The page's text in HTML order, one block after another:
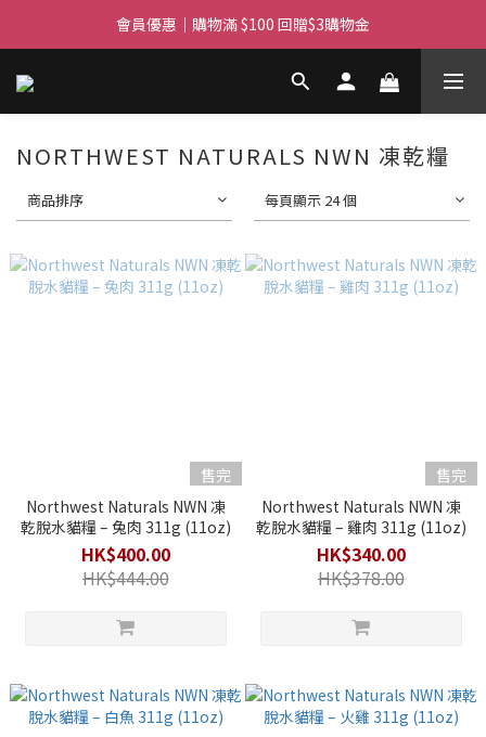
滿$450免費送貨上門 I 滿$350免運 順豐自取
會員優惠｜購物滿 $100 回贈$3購物金
滿$450免費送貨上門 I 滿$350免運 順豐自取
NORTHWEST NATURALS NWN 凍乾糧
商品排序 每頁顯示 24 個
售完
Northwest Naturals NWN 凍
乾脫水貓糧 – 兔肉 311g (11oz)
HK$400.00
HK$444.00
售完
Northwest Naturals NWN 凍
乾脫水貓糧 – 雞肉 311g (11oz)
HK$340.00
HK$378.00